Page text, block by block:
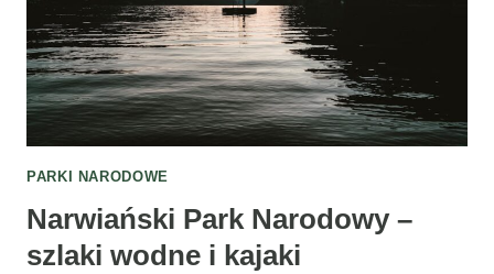
PARKI NARODOWE
Narwiański Park Narodowy –
szlaki wodne i kajaki